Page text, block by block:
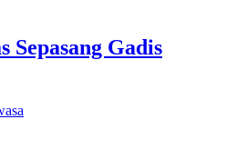
Sepasang Gadis